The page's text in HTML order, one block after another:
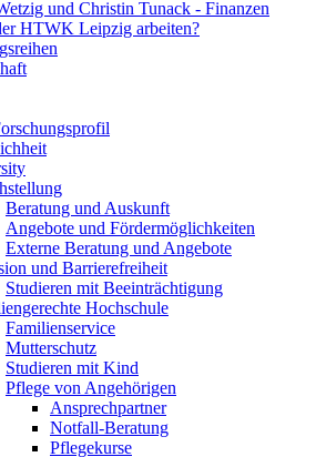
und Christin Tunack - Finanzen
HTWK Leipzig arbeiten?
Beratung und Auskunft
Angebote und Fördermöglichkeiten
Externe Beratung und Angebote
und Barrierefreiheit
Studieren mit Beeinträchtigung
Hochschule
Familienservice
Mutterschutz
Studieren mit Kind
Pflege von Angehörigen
Ansprechpartner
Notfall-Beratung
Pflegekurse